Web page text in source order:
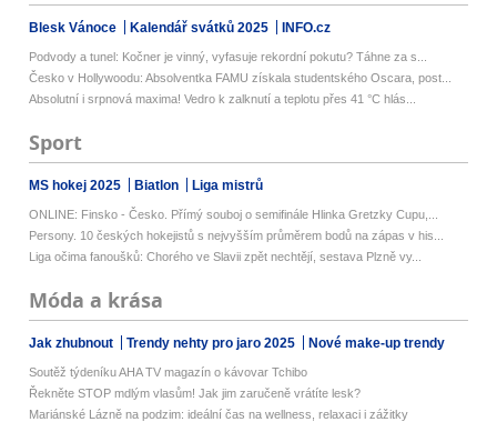
Blesk Vánoce Kalendář svátků 2025 INFO.cz
Podvody a tunel: Kočner je vinný, vyfasuje rekordní pokutu? Táhne za s...
Česko v Hollywoodu: Absolventka FAMU získala studentského Oscara, post...
Absolutní i srpnová maxima! Vedro k zalknutí a teplotu přes 41 °C hlás...
Sport
MS hokej 2025 Biatlon Liga mistrů
ONLINE: Finsko - Česko. Přímý souboj o semifinále Hlinka Gretzky Cupu,...
Persony. 10 českých hokejistů s nejvyšším průměrem bodů na zápas v his...
Liga očima fanoušků: Chorého ve Slavii zpět nechtějí, sestava Plzně vy...
Móda a krása
Jak zhubnout Trendy nehty pro jaro 2025 Nové make-up trendy
Soutěž týdeníku AHA TV magazín o kávovar Tchibo
Řekněte STOP mdlým vlasům! Jak jim zaručeně vrátíte lesk?
Mariánské Lázně na podzim: ideální čas na wellness, relaxaci i zážitky